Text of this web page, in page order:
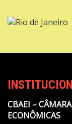
CBAEI –
ECONÔMICAS